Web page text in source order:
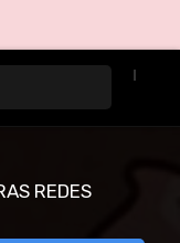
REDES